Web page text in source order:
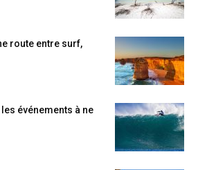
route entre surf,
événements à ne